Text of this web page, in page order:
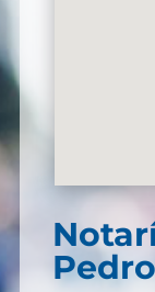
Pedro